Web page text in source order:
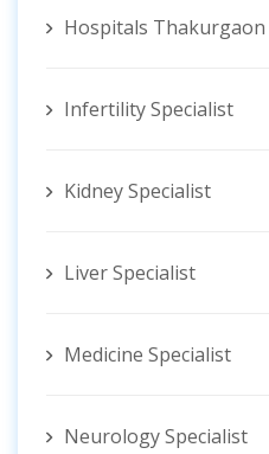
Hospitals Thakurgaon
Infertility Specialist
Kidney Specialist
Liver Specialist
Medicine Specialist
Neurology Specialist